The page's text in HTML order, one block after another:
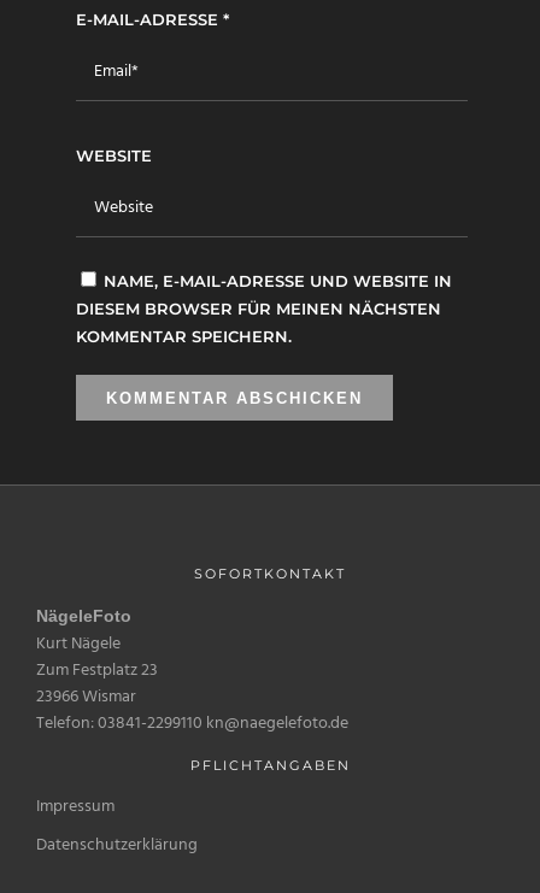
E-MAIL-ADRESSE *
WEBSITE
NAME, E-MAIL-ADRESSE UND WEBSITE IN
DIESEM BROWSER FÜR MEINEN NÄCHSTEN
KOMMENTAR SPEICHERN.
SOFORTKONTAKT
NägeleFoto
Kurt Nägele
Zum Festplatz 23
23966 Wismar
Telefon: 03841-2299110 kn@naegelefoto.de
PFLICHTANGABEN
Impressum
Datenschutzerklärung